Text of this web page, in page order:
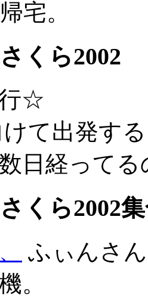
宅。
くら2002
☆
けて出発す
日経って
くら2002
ふぃんさ
。